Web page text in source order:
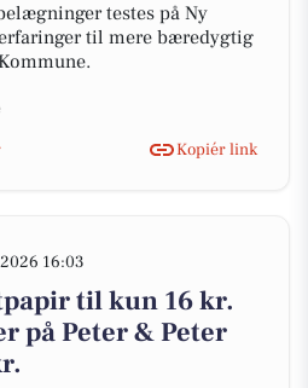
testes på Ny
erfaringer til mere bæredygtig
Kopiér link
16:03
til kun 16 kr.
på Peter & Peter